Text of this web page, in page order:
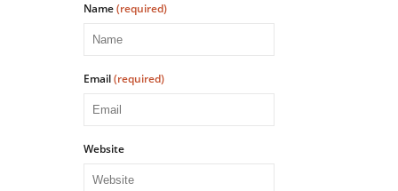
Name(required)
Email(required)
Website